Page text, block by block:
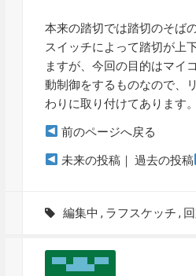
本来の踏切では踏切のそば
スイッチによって踏切が上
ますが、今回の目的はマイ
動制御をするものなので、
わりに取り付けてあります。
前のページへ戻る
未来の投稿｜ 過去の投稿
編集中 , ラフスケッチ ,